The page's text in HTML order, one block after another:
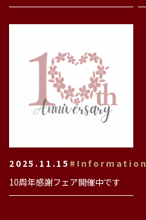
2025.11.15 #Information
10周年感謝フェア開催中です